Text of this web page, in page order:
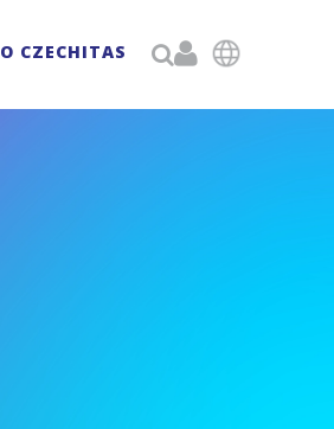
O CZECHITAS 